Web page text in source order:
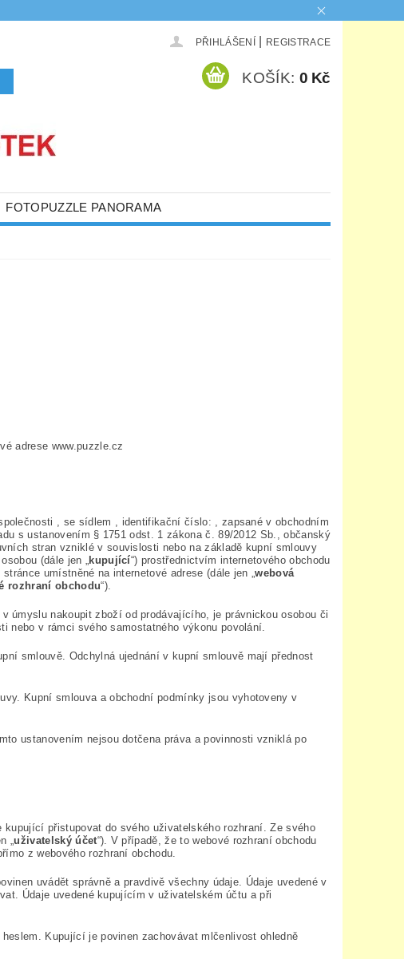
PŘIHLÁŠENÍ REGISTRACE
KOŠÍK: 0 Kč
FOTOPUZZLE PANORAMA
adrese www.puzzle.cz
, se sídlem , identifikační číslo: , zapsané v obchodním
s ustanovením § 1751 odst. 1 zákona č. 89/2012 Sb., občanský
stran vzniklé v souvislosti nebo na základě kupní smlouvy
(dále jen „kupující“) prostřednictvím internetového obchodu
umístněné na internetové adrese (dále jen „webová
rozhraní obchodu“).
úmyslu nakoupit zboží od prodávajícího, je právnickou osobou či
nebo v rámci svého samostatného výkonu povolání.
smlouvě. Odchylná ujednání v kupní smlouvě mají přednost
Kupní smlouva a obchodní podmínky jsou vyhotoveny v
ustanovením nejsou dotčena práva a povinnosti vzniklá po
přistupovat do svého uživatelského rozhraní. Ze svého
„uživatelský účet“). V případě, že to webové rozhraní obchodu
z webového rozhraní obchodu.
uvádět správně a pravdivě všechny údaje. Údaje uvedené v
Údaje uvedené kupujícím v uživatelském účtu a při
Kupující je povinen zachovávat mlčenlivost ohledně